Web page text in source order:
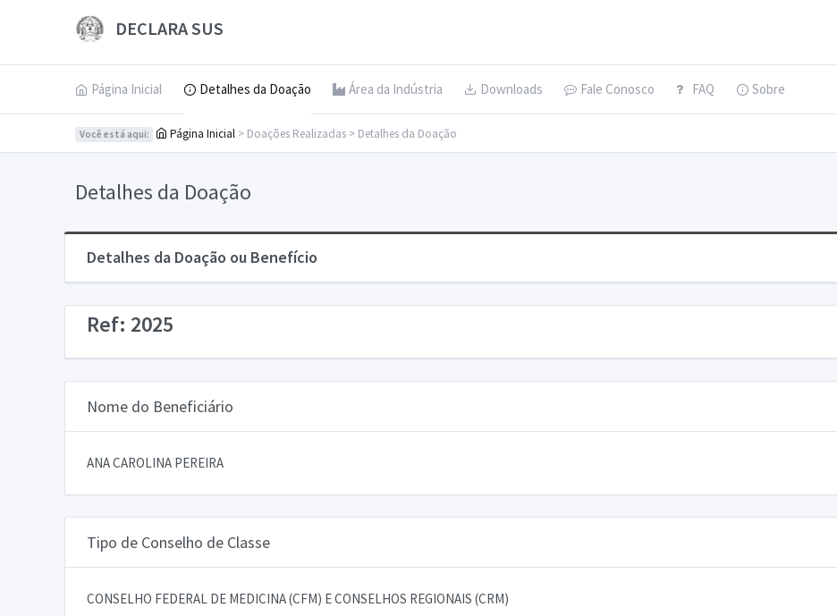
DECLARA SUS
Página Inicial Detalhes da Doação Área da Indústria Downloads Fale Conosco FAQ Sobre
Você está aqui: Página Inicial > Doações Realizadas > Detalhes da Doação
Detalhes da Doação
Detalhes da Doação ou Benefício
Ref: 2025
Nome do Beneficiário
ANA CAROLINA PEREIRA
Tipo de Conselho de Classe
CONSELHO FEDERAL DE MEDICINA (CFM) E CONSELHOS REGIONAIS (CRM)